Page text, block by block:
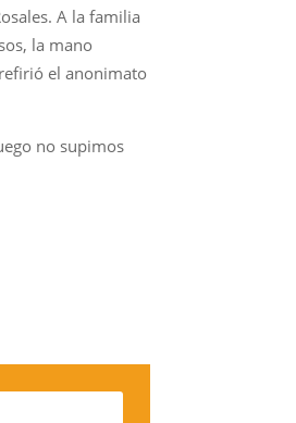
A la familia
la mano
el anonimato
no supimos